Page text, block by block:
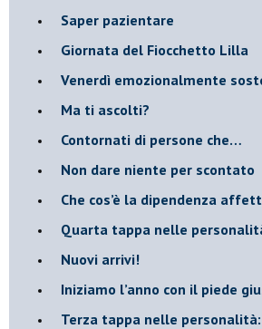
​Saper pazientare
​Giornata del Fiocchetto Lilla
​Venerdì emozionalmente
Ma ti ascolti?
Contornati di persone che…
Non dare niente per scontato
Che cos’è la dipendenza
Quarta tappa nelle
​Nuovi arrivi!
​Iniziamo l’anno con il piede
​Terza tappa nelle